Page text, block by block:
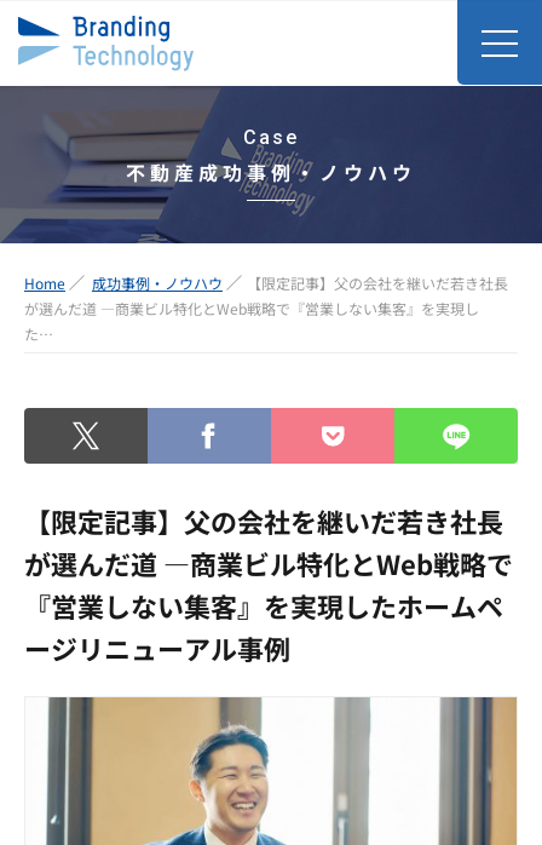
Case
不動産成功事例・ノウハウ
Home 成功事例・ノウハウ
【限定記事】父の会社を継いだ若き社長
が選んだ道 ―商業ビル特化とWeb戦略で『営業しない集客』を実現し
た…
【限定記事】父の会社を継いだ若き社長
が選んだ道 ―商業ビル特化とWeb戦略で
『営業しない集客』を実現したホームペ
ージリニューアル事例